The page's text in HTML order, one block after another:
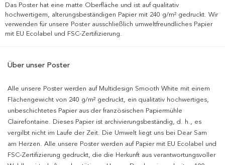
Das Poster hat eine matte Oberfläche und ist auf qualitativ
hochwertigem, alterungsbeständigen Papier mit 240 g/m² gedruckt. Wir
verwenden für unsere Poster ausschließlich umweltfreundliches Papier
mit EU Ecolabel und FSC-Zertifizierung.
Über unser Poster
Alle unsere Poster werden auf Multidesign Smooth White mit einem
Flächengewicht von 240 g/m² gedruckt, ein qualitativ hochwertiges,
unbeschichtetes Papier aus der französischen Papiermühle
Clairefontaine. Dieses Papier ist archivierungsbeständig, d. h., es
vergilbt nicht im Laufe der Zeit. Die Umwelt liegt uns bei Dear Sam
am Herzen. Alle unsere Poster werden auf Papier mit EU Ecolabel und
FSC-Zertifizierung gedruckt, die die Herkunft aus verantwortungsvoller